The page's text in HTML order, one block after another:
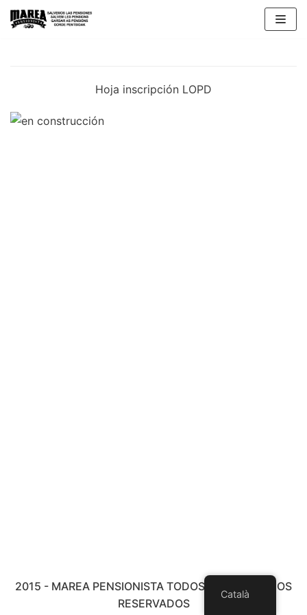
Skip
Hoja inscripción LOPD
2015 - MAREA PENSIONISTA TODOS LOS DERECHOS
RESERVADOS
Català